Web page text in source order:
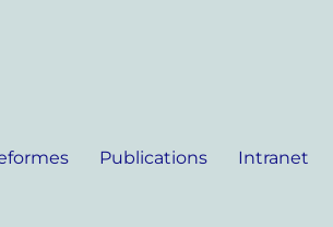
Publications Intranet